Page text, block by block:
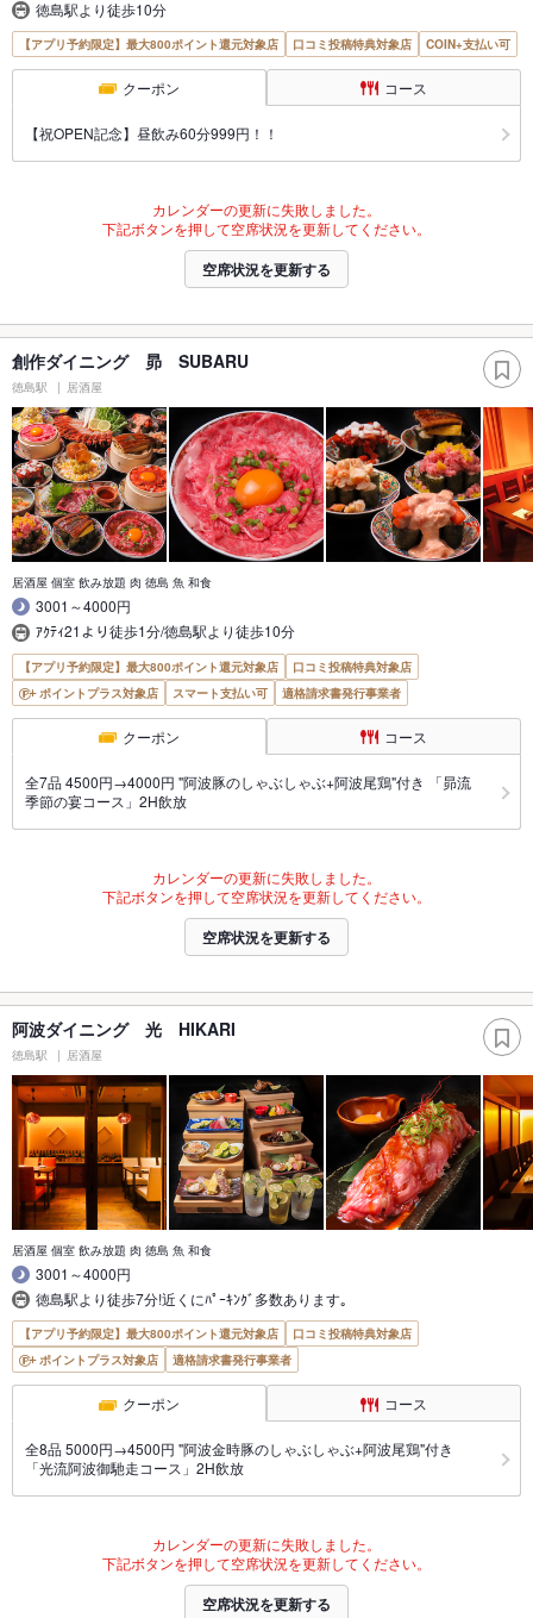
徳島駅より徒歩10分
【アプリ予約限定】最大800ポイント還元対象店 口コミ投稿特典対象店 COIN+支払い可
クーポン コース
【祝OPEN記念】昼飲み60分999円！！
カレンダーの更新に失敗しました。
下記ボタンを押して空席状況を更新してください。
空席状況を更新する
創作ダイニング 昴 SUBARU
徳島駅 居酒屋
居酒屋 個室 飲み放題 肉 徳島 魚 和食
3001～4000円
ｱｸﾃｨ21より徒歩1分/徳島駅より徒歩10分
【アプリ予約限定】最大800ポイント還元対象店
口コミ投稿特典対象店
ポイントプラス対象店
スマート支払い可 適格請求書発行事業者
クーポン コース
全7品 4500円→4000円 "阿波豚のしゃぶしゃぶ+阿波尾鶏"付き 「昴流
季節の宴コース」2H飲放
カレンダーの更新に失敗しました。
下記ボタンを押して空席状況を更新してください。
空席状況を更新する
阿波ダイニング 光 HIKARI
徳島駅 居酒屋
居酒屋 個室 飲み放題 肉 徳島 魚 和食
3001～4000円
徳島駅より徒歩7分!近くにﾊﾟｰｷﾝｸﾞ多数あります｡
【アプリ予約限定】最大800ポイント還元対象店
口コミ投稿特典対象店
ポイントプラス対象店
適格請求書発行事業者
クーポン コース
全8品 5000円→4500円 "阿波金時豚のしゃぶしゃぶ+阿波尾鶏"付き
「光流阿波御馳走コース」2H飲放
カレンダーの更新に失敗しました。
下記ボタンを押して空席状況を更新してください。
空席状況を更新する